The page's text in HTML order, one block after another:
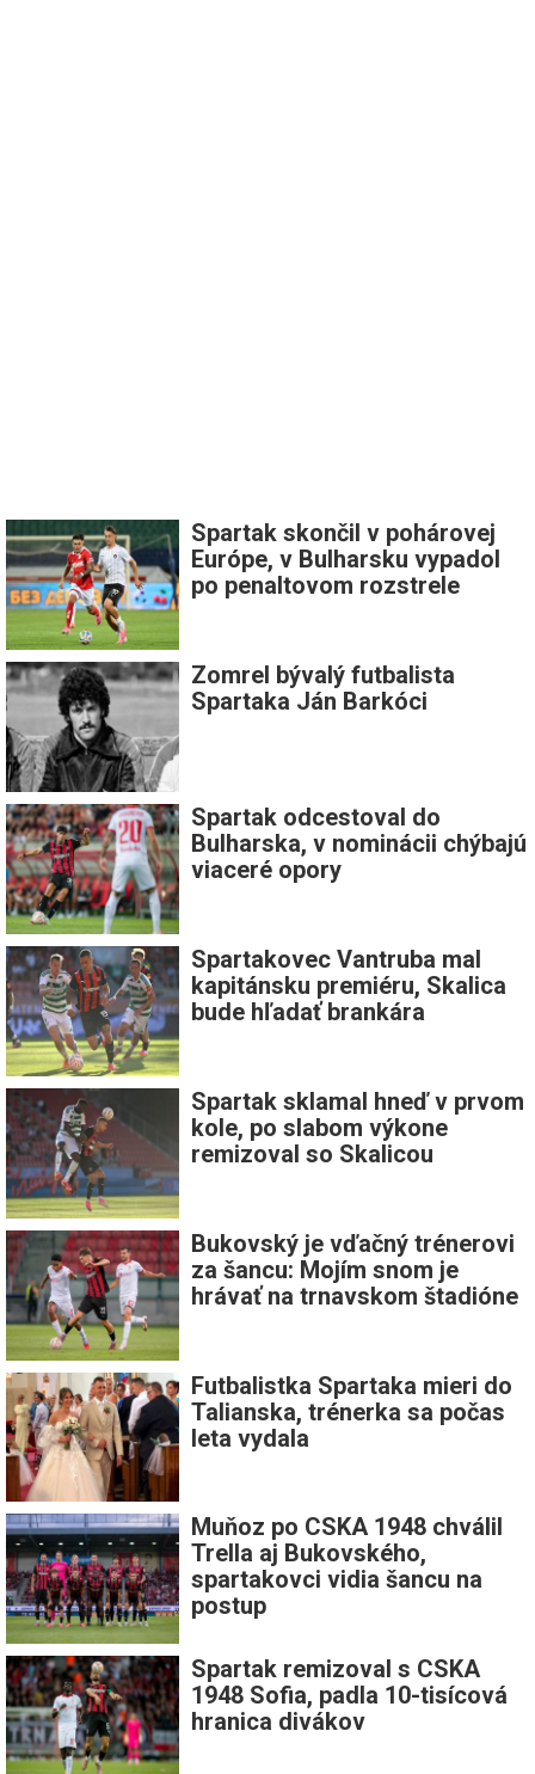
Spartak skončil v pohárovej
Európe, v Bulharsku vypadol
po penaltovom rozstrele
Zomrel bývalý futbalista
Spartaka Ján Barkóci
Spartak odcestoval do
Bulharska, v nominácii chýbajú
viaceré opory
Spartakovec Vantruba mal
kapitánsku premiéru, Skalica
bude hľadať brankára
Spartak sklamal hneď v prvom
kole, po slabom výkone
remizoval so Skalicou
Bukovský je vďačný trénerovi
za šancu: Mojím snom je
hrávať na trnavskom štadióne
Futbalistka Spartaka mieri do
Talianska, trénerka sa počas
leta vydala
Muňoz po CSKA 1948 chválil
Trella aj Bukovského,
spartakovci vidia šancu na
postup
Spartak remizoval s CSKA
1948 Sofia, padla 10-tisícová
hranica divákov